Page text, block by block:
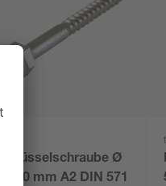
Schlüsselschraube Ø
8 x 40 mm A2 DIN 571